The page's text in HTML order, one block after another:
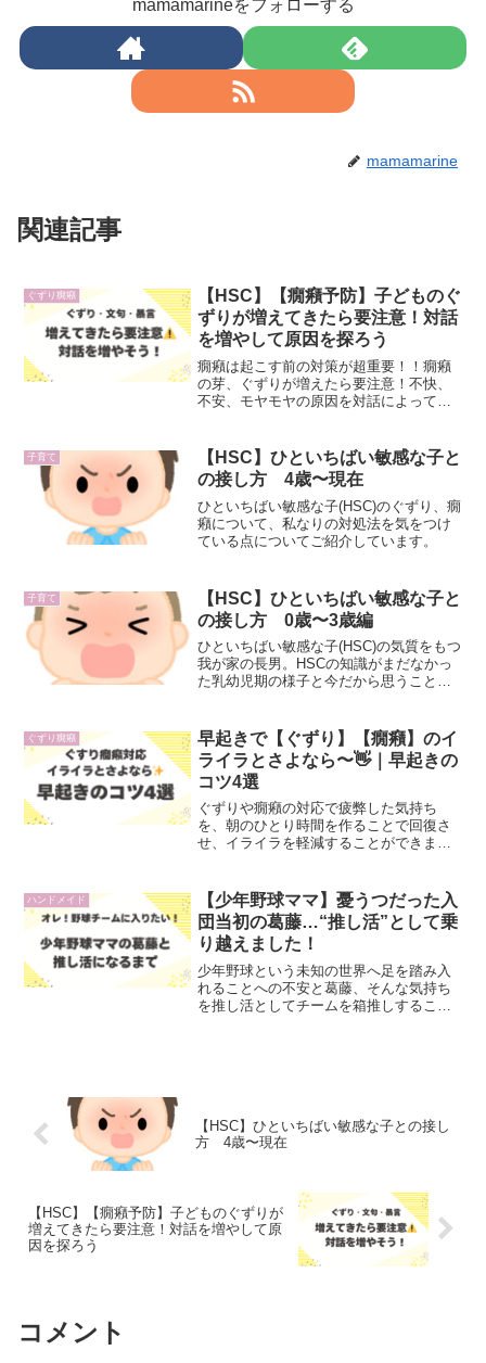
mamamarineをフォローする
mamamarine
関連記事
ぐずり癇癪
【HSC】【癇癪予防】子どものぐ
ずりが増えてきたら要注意！対話
を増やして原因を探ろう
癇癪は起こす前の対策が超重要！！癇癪
の芽、ぐずりが増えたら要注意！不快、
不安、モヤモヤの原因を対話によって探
子育て
【HSC】ひといちばい敏感な子と
の接し方 4歳〜現在
ひといちばい敏感な子(HSC)のぐずり、癇
癪について、私なりの対処法を気をつけ
ている点についてご紹介しています。
子育て
【HSC】ひといちばい敏感な子と
の接し方 0歳〜3歳編
ひといちばい敏感な子(HSC)の気質をもつ
我が家の長男。HSCの知識がまだなかっ
た乳幼児期の様子と今だから思うことを
ぐずり癇癪
早起きで【ぐずり】【癇癪】のイ
ライラとさよなら〜👋｜早起きの
コツ4選
ぐずりや癇癪の対応で疲弊した気持ち
を、朝のひとり時間を作ることで回復さ
せ、イライラを軽減することができまし
す。
ハンドメイド
【少年野球ママ】憂うつだった入
団当初の葛藤…“推し活”として乗
り越えました！
少年野球という未知の世界へ足を踏み入
れることへの不安と葛藤、そんな気持ち
を推し活としてチームを箱推しすること
【HSC】ひといちばい敏感な子との接し
方 4歳〜現在
【HSC】【癇癪予防】子どものぐずりが
増えてきたら要注意！対話を増やして原
因を探ろう
コメント